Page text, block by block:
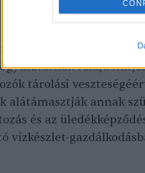
természetes tavak nettó
a
tárolási
alátámasztják annak
és az
vízkészlet-